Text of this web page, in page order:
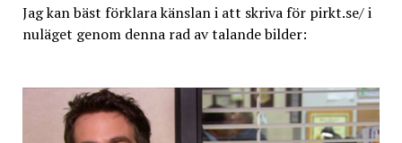
Jag kan bäst förklara känslan i att skriva för pirkt.se/ i
nuläget genom denna rad av talande bilder: